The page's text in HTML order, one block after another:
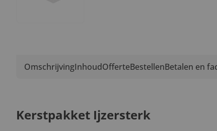
OmschrijvingInhoudOfferteBestellenBetalen en
Kerstpakket Ijzersterk